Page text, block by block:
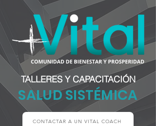
TALLERES Y CAPACITACIÓN
SALUD SISTÉMICA
CONTACTAR A UN VITAL COACH